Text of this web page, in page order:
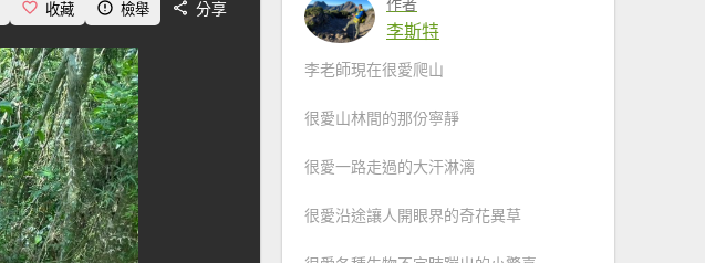
收藏 檢舉 分享
李斯特
李老師現在很愛爬山
很愛山林間的那份寧靜
很愛一路走過的大汗淋漓
很愛沿途讓人開眼界的奇花異草